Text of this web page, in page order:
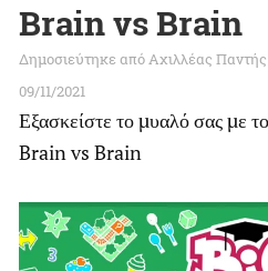
Brain vs Brain
Αχιλλέας Παντής
09/11/2021
Εξασκείστε το μυαλό σας με
Brain vs Brain